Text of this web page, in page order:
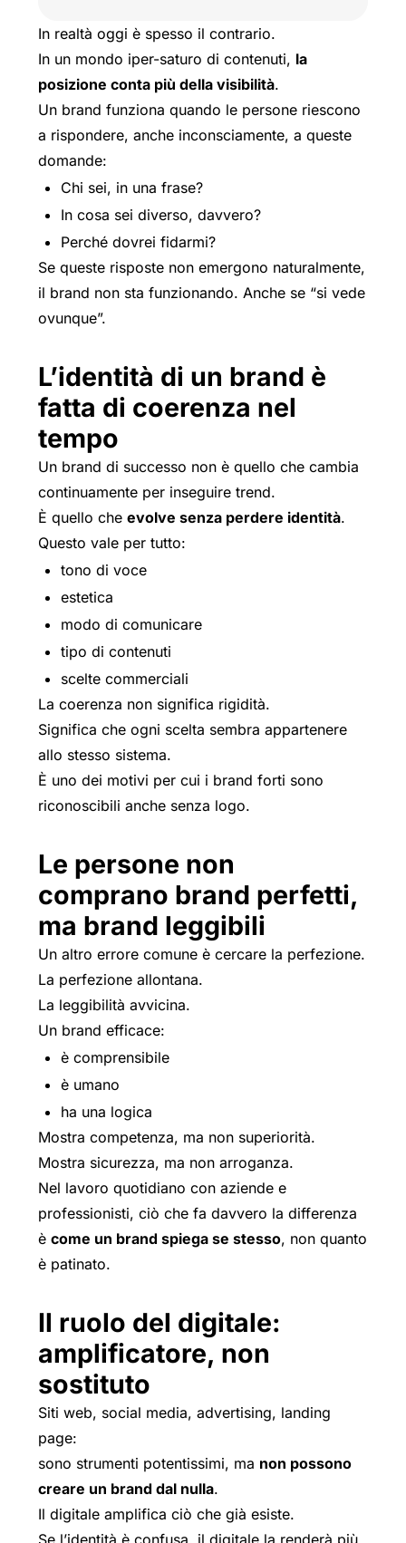
In realtà oggi è spesso il contrario.
In un mondo iper-saturo di contenuti, la
posizione conta più della visibilità.
Un brand funziona quando le persone riescono
a rispondere, anche inconsciamente, a queste
domande:
Chi sei, in una frase?
In cosa sei diverso, davvero?
Perché dovrei fidarmi?
Se queste risposte non emergono naturalmente,
il brand non sta funzionando. Anche se “si vede
ovunque”.
L’identità di un brand è
fatta di coerenza nel
tempo
Un brand di successo non è quello che cambia
continuamente per inseguire trend.
È quello che evolve senza perdere identità.
Questo vale per tutto:
tono di voce
estetica
modo di comunicare
tipo di contenuti
scelte commerciali
La coerenza non significa rigidità.
Significa che ogni scelta sembra appartenere
allo stesso sistema.
È uno dei motivi per cui i brand forti sono
riconoscibili anche senza logo.
Le persone non
comprano brand perfetti,
ma brand leggibili
Un altro errore comune è cercare la perfezione.
La perfezione allontana.
La leggibilità avvicina.
Un brand efficace:
è comprensibile
è umano
ha una logica
Mostra competenza, ma non superiorità.
Mostra sicurezza, ma non arroganza.
Nel lavoro quotidiano con aziende e
professionisti, ciò che fa davvero la differenza
è come un brand spiega se stesso, non quanto
è patinato.
Il ruolo del digitale:
amplificatore, non
sostituto
Siti web, social media, advertising, landing
page:
sono strumenti potentissimi, ma non possono
creare un brand dal nulla.
Il digitale amplifica ciò che già esiste.
Se l’identità è confusa, il digitale la renderà più